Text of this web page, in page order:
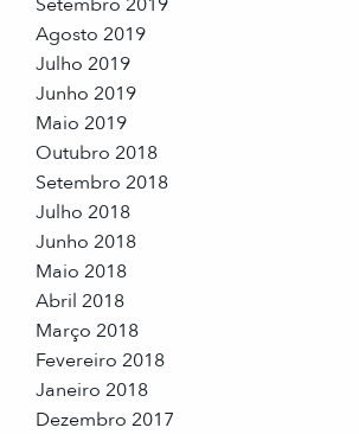
Agosto 2019
Julho 2019
Junho 2019
Maio 2019
Outubro 2018
Setembro 2018
Julho 2018
Junho 2018
Maio 2018
Abril 2018
Março 2018
Fevereiro 2018
Janeiro 2018
Dezembro 2017